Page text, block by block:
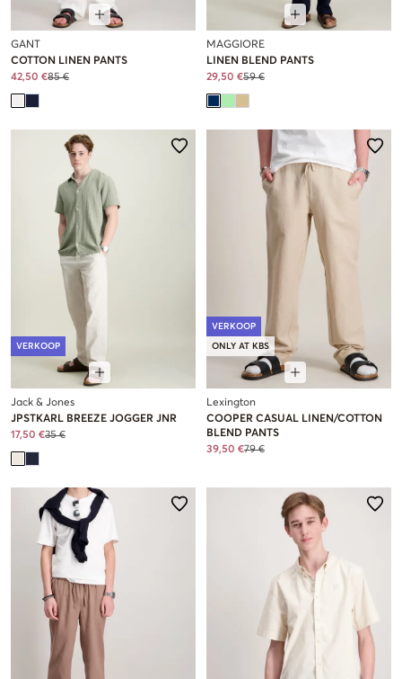
GANT
COTTON LINEN PANTS
42,50 €85 €
MAGGIORE
LINEN BLEND PANTS
29,50 €59 €
VERKOOP
Jack & Jones
JPSTKARL BREEZE JOGGER JNR
17,50 €35 €
VERKOOP
ONLY AT KBS
Lexington
COOPER CASUAL LINEN/COTTON
BLEND PANTS
39,50 €79 €